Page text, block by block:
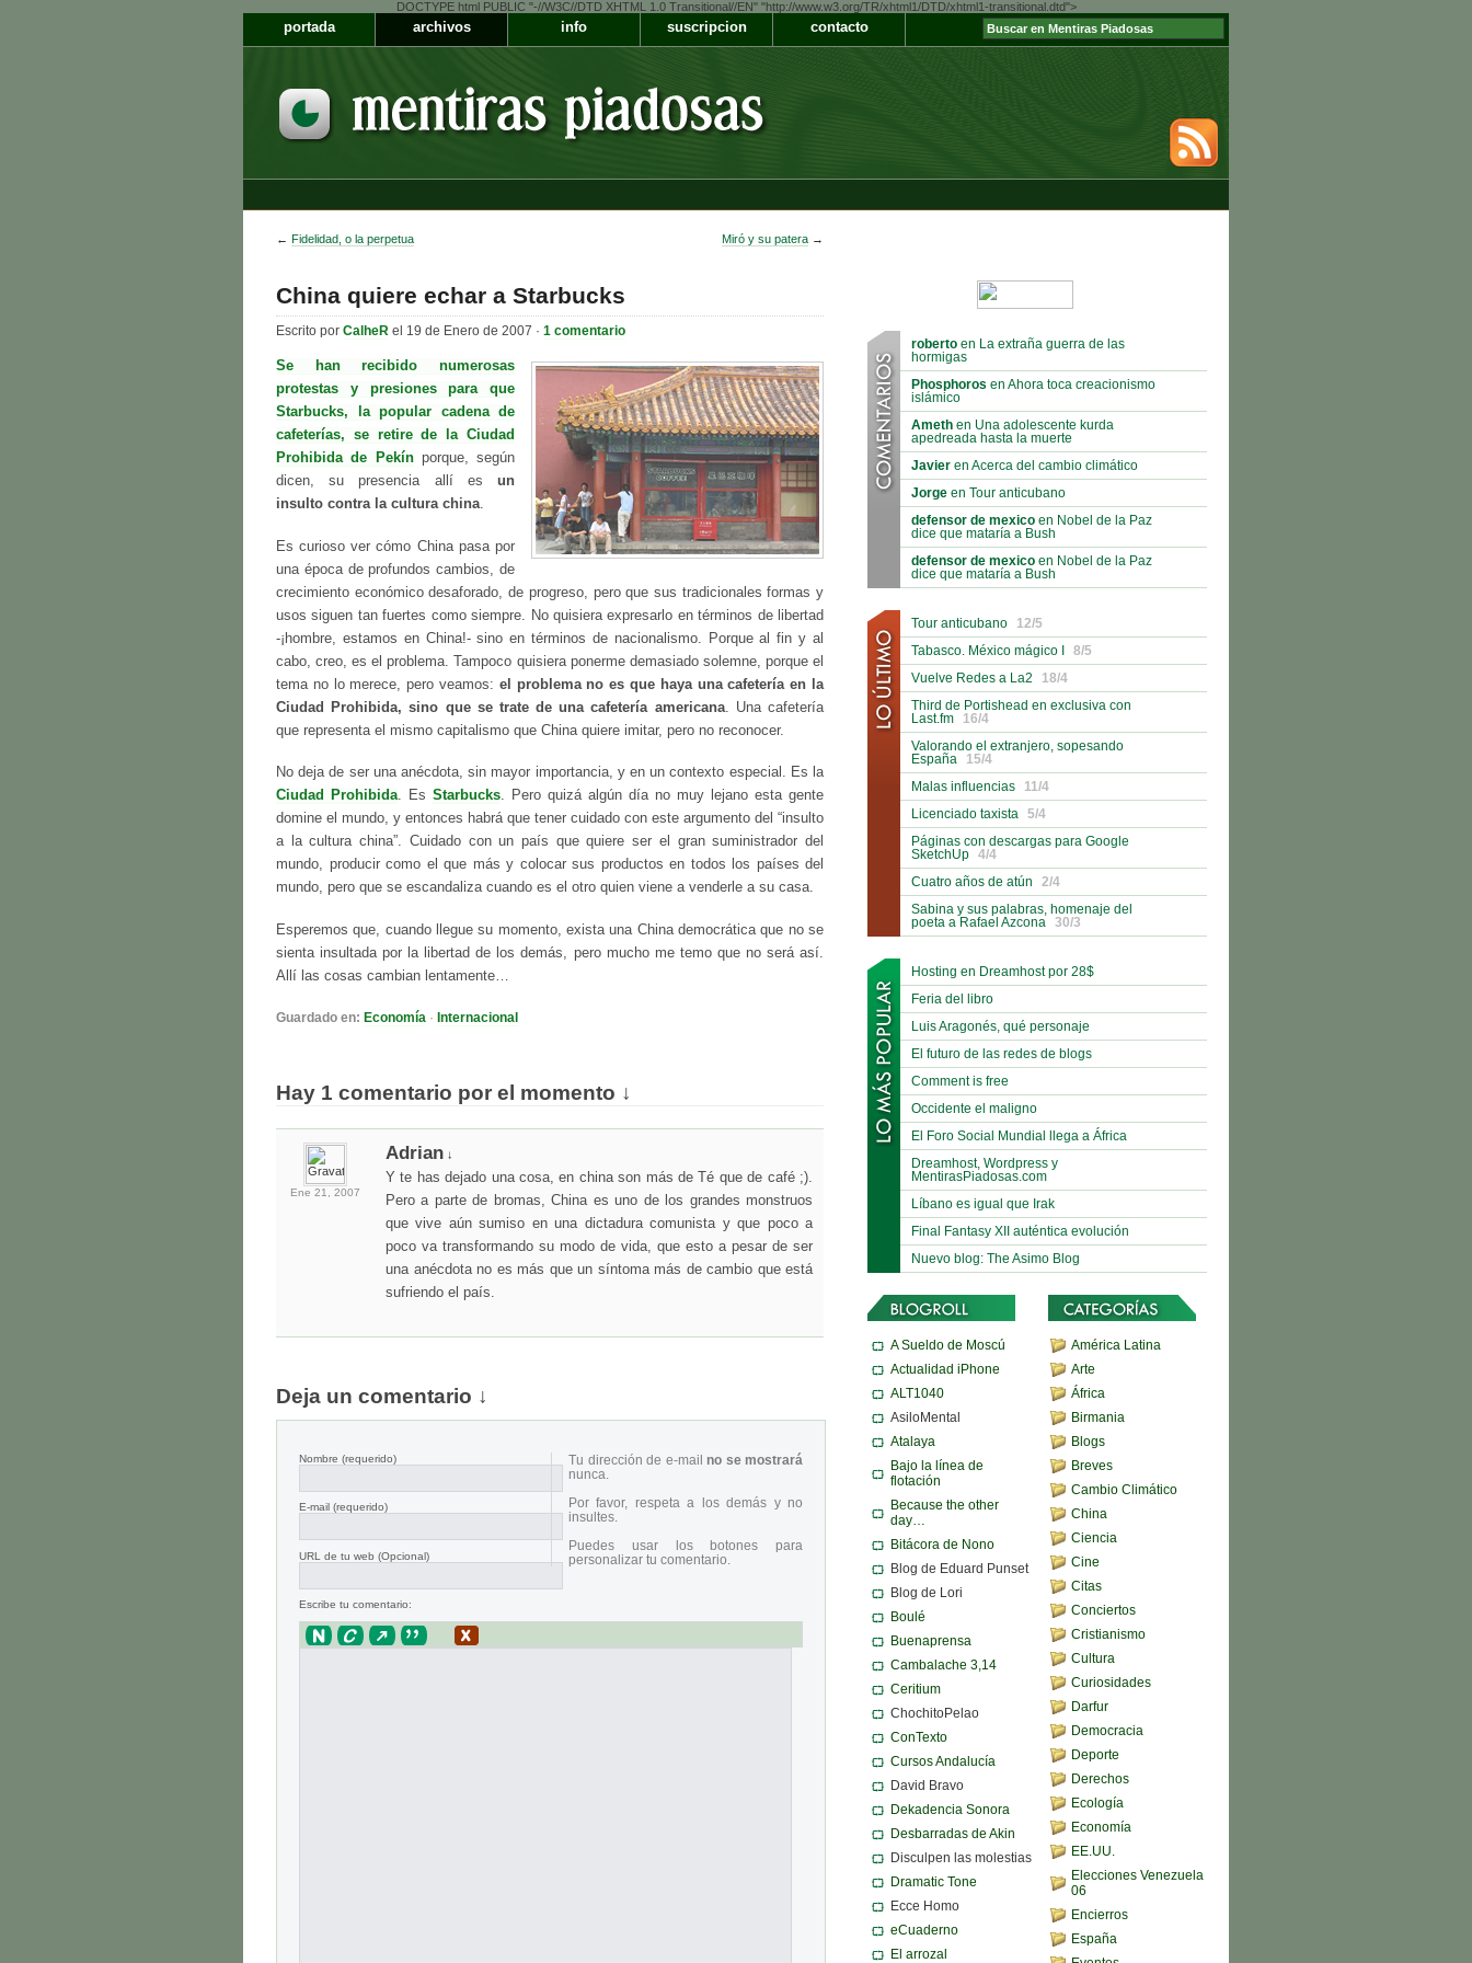
DOCTYPE html PUBLIC "-//W3C//DTD XHTML 1.0 Transitional//EN" "http://www.w3.org/TR/xhtml1/DTD/xhtml1-transitional.dtd">
portada archivos info suscripcion contacto
← Fidelidad, o la perpetua Miró y su patera →
China quiere echar a Starbucks
Escrito por CalheR el 19 de Enero de 2007 · 1 comentario
Se han recibido numerosas
protestas y presiones para que
Starbucks, la popular cadena de
cafeterías, se retire de la Ciudad
Prohibida de Pekínporque, según
dicen, su presencia allí es un
insulto contra la cultura china
Es curioso ver cómo China pasa por
una época de profundos cambios, de
crecimiento económico desaforado, de progreso, pero que sus tradicionales formas y
usos siguen tan fuertes como siempre. No quisiera expresarlo en términos de libertad
-¡hombre, estamos en China!- sino en términos de nacionalismo. Porque al fin y al
cabo, creo, es el problema. Tampoco quisiera ponerme demasiado solemne, porque el
tema no lo merece, pero veamos: el problema no es que haya una cafetería en la
Ciudad Prohibida, sino que se trate de una cafetería americana. Una cafetería
que representa el mismo capitalismo que China quiere imitar, pero no reconocer.
No deja de ser una anécdota, sin mayor importancia, y en un contexto especial. Es la
Ciudad Prohibida. Es Starbucks. Pero quizá algún día no muy lejano esta gente
domine el mundo, y entonces habrá que tener cuidado con este argumento del “insulto
a la cultura china”. Cuidado con un país que quiere ser el gran suministrador del
mundo, producir como el que más y colocar sus productos en todos los países del
mundo, pero que se escandaliza cuando es el otro quien viene a venderle a su casa.
Esperemos que, cuando llegue su momento, exista una China democrática que no se
sienta insultada por la libertad de los demás, pero mucho me temo que no será así.
Allí las cosas cambian lentamente…
Guardado en: Economía · Internacional
Hay 1 comentario por el momento ↓
Ene 21, 2007
Adrian ↓
Y te has dejado una cosa, en china son más de Té que de café ;).
Pero a parte de bromas, China es uno de los grandes monstruos
que vive aún sumiso en una dictadura comunista y que poco a
poco va transformando su modo de vida, que esto a pesar de ser
una anécdota no es más que un síntoma más de cambio que está
sufriendo el país.
Deja un comentario ↓
Nombre (requerido)
E-mail (requerido)
URL de tu web (Opcional)
Tu dirección de e-mail no se mostrará
nunca.
Por favor, respeta a los demás y no
insultes.
Puedes usar los botones para
personalizar tu comentario.
Escribe tu comentario:
roberto en La extraña guerra de las
hormigas
Phosphoros en Ahora toca creacionismo
islámico
Ameth en Una adolescente kurda
apedreada hasta la muerte
Javier en Acerca del cambio climático
Jorge en Tour anticubano
defensor de mexico en Nobel de la Paz
dice que mataría a Bush
defensor de mexico en Nobel de la Paz
dice que mataría a Bush
Tour anticubano
12/5
Tabasco. México mágico I
8/5
Vuelve Redes a La2
18/4
Third de Portishead en exclusiva con
Last.fm
16/4
Valorando el extranjero, sopesando
España
15/4
Malas influencias
11/4
Licenciado taxista
5/4
Páginas con descargas para Google
SketchUp
4/4
Cuatro años de atún
2/4
Sabina y sus palabras, homenaje del
poeta a Rafael Azcona
30/3
Hosting en Dreamhost por 28$
Feria del libro
Luis Aragonés, qué personaje
El futuro de las redes de blogs
Comment is free
Occidente el maligno
El Foro Social Mundial llega a África
Dreamhost, Wordpress y
MentirasPiadosas.com
Líbano es igual que Irak
Final Fantasy XII auténtica evolución
Nuevo blog: The Asimo Blog
A Sueldo de Moscú
Actualidad iPhone
ALT1040
AsiloMental
Atalaya
Bajo la línea de
flotación
Because the other
day…
Bitácora de Nono
Blog de Eduard Punset
Blog de Lori
Boulé
Buenaprensa
Cambalache 3,14
Ceritium
ChochitoPelao
ConTexto
Cursos Andalucía
David Bravo
Dekadencia Sonora
Desbarradas de Akin
Disculpen las molestias
Dramatic Tone
Ecce Homo
eCuaderno
El arrozal
América Latina
Arte
África
Birmania
Blogs
Breves
Cambio Climático
China
Ciencia
Cine
Citas
Conciertos
Cristianismo
Cultura
Curiosidades
Darfur
Democracia
Deporte
Derechos
Ecología
Economía
EE.UU.
Elecciones Venezuela
06
Encierros
España